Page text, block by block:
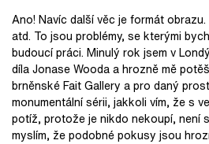
Ano! Navíc další věc je formát
atd. To jsou problémy, se kterými
budoucí práci. Minulý rok jsem v
díla Jonase Wooda a hrozně mě
brněnské Fait Gallery a pro daný
monumentální sérii, jakkoli vím, že s
potíž, protože je nikdo nekoupí, není
myslím, že podobné pokusy jsou